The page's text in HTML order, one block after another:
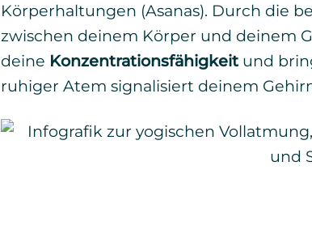
Körperhaltungen (Asanas). Durch die
zwischen deinem Körper und deinem
deine Konzentrationsfähigkeitund
ruhiger Atem signalisiert deinem